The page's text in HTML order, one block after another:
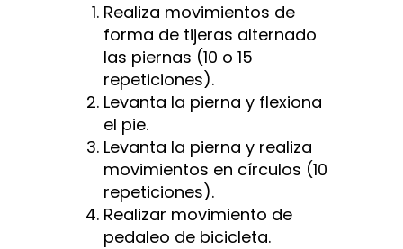
Realiza movimientos de
forma de tijeras alternado
las piernas (10 o 15
repeticiones).
Levanta la pierna y flexiona
el pie.
Levanta la pierna y realiza
movimientos en círculos (10
repeticiones).
Realizar movimiento de
pedaleo de bicicleta.